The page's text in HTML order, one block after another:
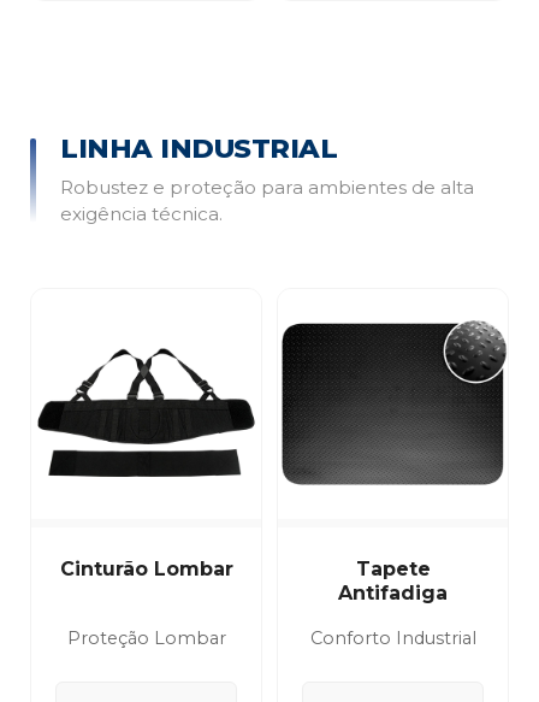
LINHA INDUSTRIAL
Robustez e proteção para ambientes de alta
exigência técnica.
Cinturão Lombar
Proteção Lombar
Tapete
Antifadiga
Conforto Industrial